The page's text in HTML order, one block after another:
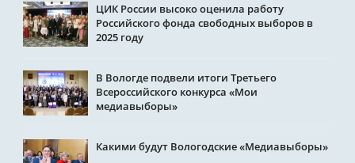
ЦИК России высоко оценила работу
Российского фонда свободных выборов в
2025 году
В Вологде подвели итоги Третьего
Всероссийского конкурса «Мои
медиавыборы»
Какими будут Вологодские «Медиавыборы»